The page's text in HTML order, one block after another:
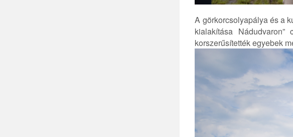
A görkorcsolyapálya és a
kialakítása
korszerűsítették egyebek